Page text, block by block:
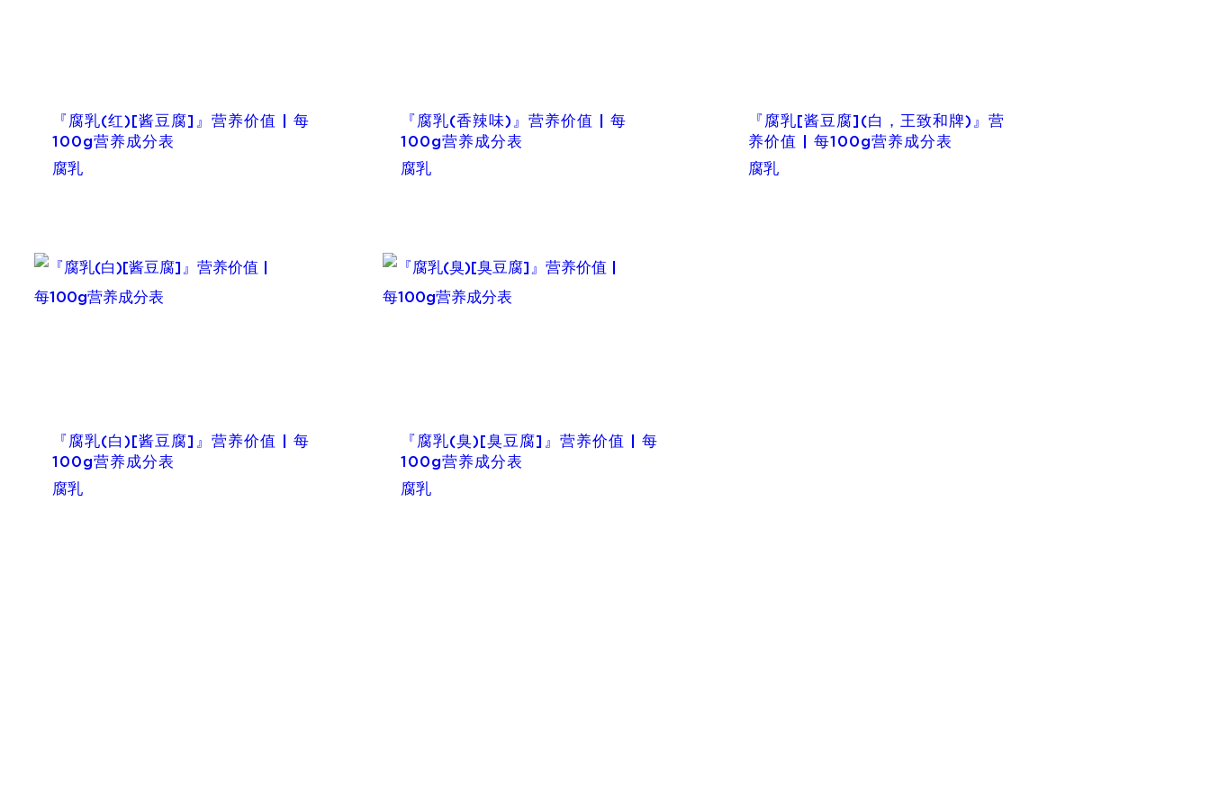
『腐乳(红)[酱豆腐]』营养价值 | 每
100g营养成分表
腐乳
『腐乳(香辣味)』营养价值 | 每
100g营养成分表
腐乳
『腐乳[酱豆腐](白，王致和牌)』营
养价值 | 每100g营养成分表
腐乳
『腐乳(白)[酱豆腐]』营养价值 | 每
100g营养成分表
腐乳
『腐乳(臭)[臭豆腐]』营养价值 | 每
100g营养成分表
腐乳